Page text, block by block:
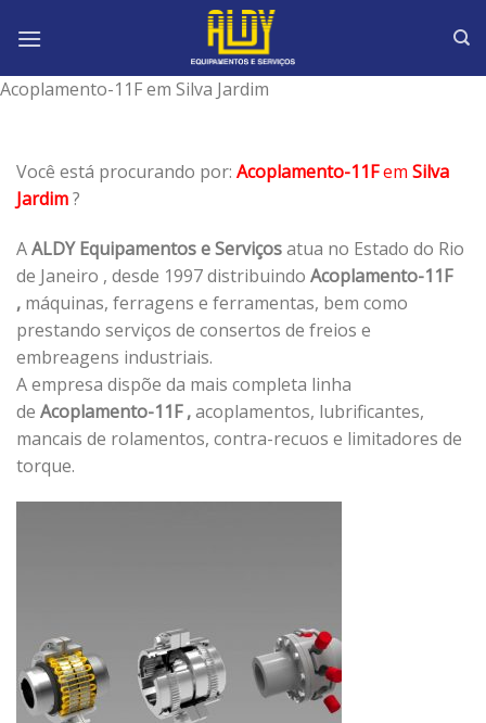
Acoplamento-11F em Silva Jardim
Você está procurando por: Acoplamento-11Fem Silva
Jardim?
AALDY Equipamentos e Serviçosatua no Estado do Rio
de Janeiro , desde 1997 distribuindo Acoplamento-11F
, máquinas, ferragens e ferramentas, bem como
prestando serviços de consertos de freios e
embreagens industriais.
A empresa dispõe da mais completa linha
de Acoplamento-11F ,acoplamentos, lubrificantes,
mancais de rolamentos, contra-recuos e limitadores de
torque.